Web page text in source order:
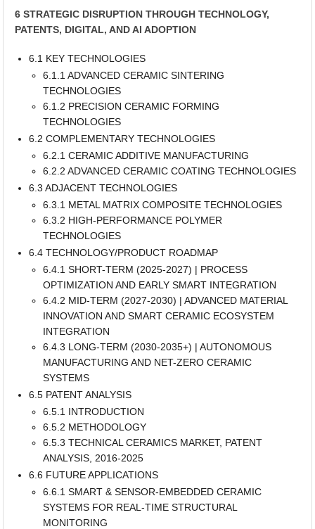
6 STRATEGIC DISRUPTION THROUGH TECHNOLOGY,
PATENTS, DIGITAL, AND AI ADOPTION
6.1 KEY TECHNOLOGIES
6.1.1 ADVANCED CERAMIC SINTERING
TECHNOLOGIES
6.1.2 PRECISION CERAMIC FORMING
TECHNOLOGIES
6.2 COMPLEMENTARY TECHNOLOGIES
6.2.1 CERAMIC ADDITIVE MANUFACTURING
6.2.2 ADVANCED CERAMIC COATING TECHNOLOGIES
6.3 ADJACENT TECHNOLOGIES
6.3.1 METAL MATRIX COMPOSITE TECHNOLOGIES
6.3.2 HIGH-PERFORMANCE POLYMER
TECHNOLOGIES
6.4 TECHNOLOGY/PRODUCT ROADMAP
6.4.1 SHORT-TERM (2025-2027) | PROCESS
OPTIMIZATION AND EARLY SMART INTEGRATION
6.4.2 MID-TERM (2027-2030) | ADVANCED MATERIAL
INNOVATION AND SMART CERAMIC ECOSYSTEM
INTEGRATION
6.4.3 LONG-TERM (2030-2035+) | AUTONOMOUS
MANUFACTURING AND NET-ZERO CERAMIC
SYSTEMS
6.5 PATENT ANALYSIS
6.5.1 INTRODUCTION
6.5.2 METHODOLOGY
6.5.3 TECHNICAL CERAMICS MARKET, PATENT
ANALYSIS, 2016-2025
6.6 FUTURE APPLICATIONS
6.6.1 SMART & SENSOR-EMBEDDED CERAMIC
SYSTEMS FOR REAL-TIME STRUCTURAL
MONITORING